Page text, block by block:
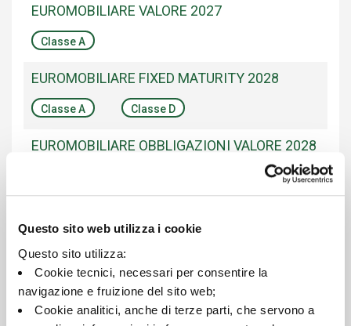
Questo sito web utilizza i cookie
Questo sito utilizza:
Cookie tecnici, necessari per consentire la
navigazione e fruizione del sito web;
Cookie analitici, anche di terze parti, che servono a
EUROMOBILIARE VALORE 2027
Classe A
EUROMOBILIARE FIXED MATURITY 2028
Classe A Classe D
EUROMOBILIARE OBBLIGAZIONI VALORE 2028
EUROMOBILIARE VALORE SOSTENIBILE 2028
Classe A